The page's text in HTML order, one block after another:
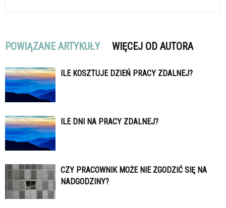
POWIĄZANE ARTYKUŁY WIĘCEJ OD AUTORA
ILE KOSZTUJE DZIEŃ PRACY ZDALNEJ?
ILE DNI NA PRACY ZDALNEJ?
CZY PRACOWNIK MOŻE NIE ZGODZIĆ SIĘ NA
NADGODZINY?